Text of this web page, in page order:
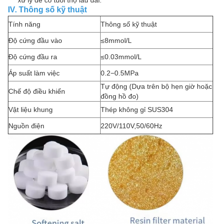
IV. Thông số kỹ thuật
Tính năng Thông số kỹ thuật
Độ cứng đầu vào ≤8mmol/L
Độ cứng đầu ra ≤0.03mmol/L
Áp suất làm việc 0.2−0.5MPa
Chế độ điều khiển
Tự động (Dựa trên bộ hẹn giờ hoặc
đồng hồ đo)
Vật liệu khung
Thép không gỉ SUS304
Nguồn điện 220V/110V,50/60Hz